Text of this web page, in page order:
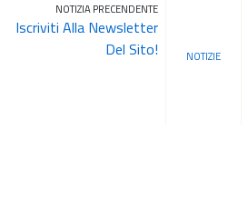
NOTIZIA PRECENDENTE
Iscriviti Alla Newsletter
Del Sito!
NOTIZIE